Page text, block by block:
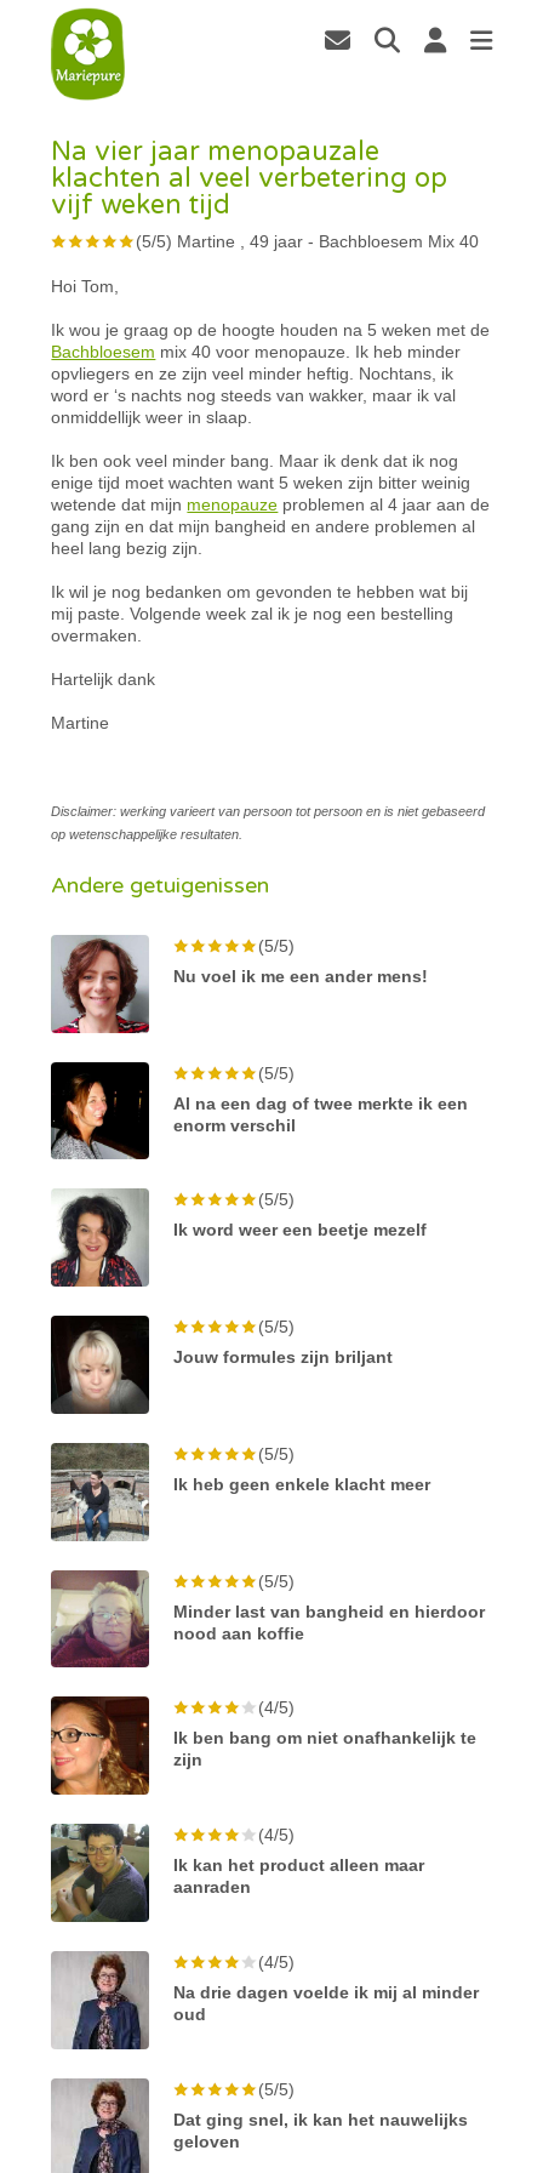
Na vier jaar menopauzale
klachten al veel verbetering op
vijf weken tijd
(5/5) Martine , 49 jaar - Bachbloesem Mix 40
Hoi Tom,
Ik wou je graag op de hoogte houden na 5 weken met de
Bachbloesem mix 40 voor menopauze. Ik heb minder
opvliegers en ze zijn veel minder heftig. Nochtans, ik
word er ‘s nachts nog steeds van wakker, maar ik val
onmiddellijk weer in slaap.
Ik ben ook veel minder bang. Maar ik denk dat ik nog
enige tijd moet wachten want 5 weken zijn bitter weinig
wetende dat mijn menopauze problemen al 4 jaar aan de
gang zijn en dat mijn bangheid en andere problemen al
heel lang bezig zijn.
Ik wil je nog bedanken om gevonden te hebben wat bij
mij paste. Volgende week zal ik je nog een bestelling
overmaken.
Hartelijk dank
Martine
Disclaimer: werking varieert van persoon tot persoon en is niet gebaseerd
op wetenschappelijke resultaten.
Andere getuigenissen
(5/5)
Nu voel ik me een ander mens!
(5/5)
Al na een dag of twee merkte ik een
enorm verschil
(5/5)
Ik word weer een beetje mezelf
(5/5)
Jouw formules zijn briljant
(5/5)
Ik heb geen enkele klacht meer
(5/5)
Minder last van bangheid en hierdoor
nood aan koffie
(4/5)
Ik ben bang om niet onafhankelijk te
zijn
(4/5)
Ik kan het product alleen maar
aanraden
(4/5)
Na drie dagen voelde ik mij al minder
oud
(5/5)
Dat ging snel, ik kan het nauwelijks
geloven